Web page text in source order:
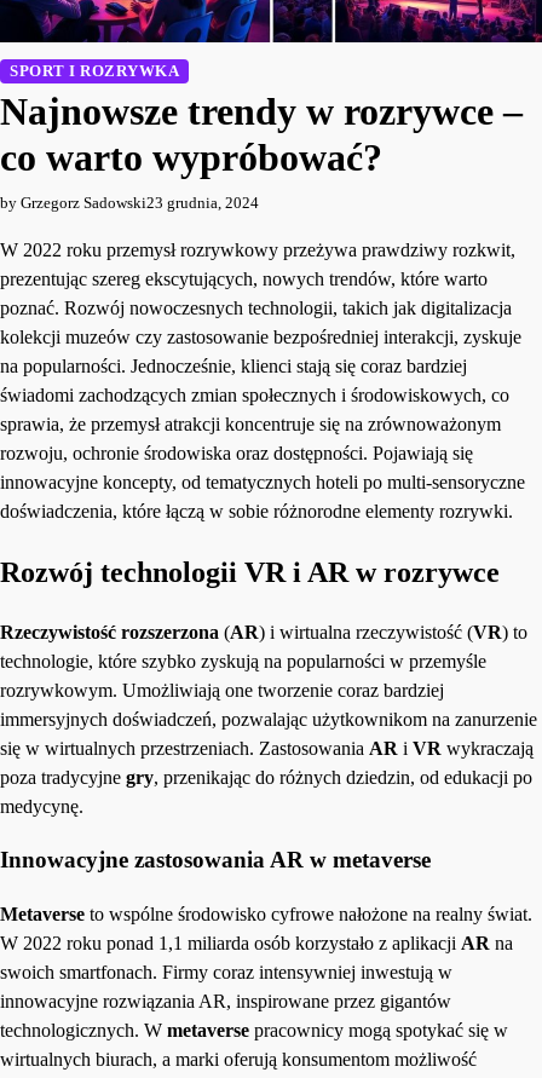
SPORT I ROZRYWKA
Najnowsze trendy w rozrywce –
co warto wypróbować?
by Grzegorz Sadowski23 grudnia, 2024
W 2022 roku przemysł rozrywkowy przeżywa prawdziwy rozkwit,
prezentując szereg ekscytujących, nowych trendów, które warto
poznać. Rozwój nowoczesnych technologii, takich jak digitalizacja
kolekcji muzeów czy zastosowanie bezpośredniej interakcji, zyskuje
na popularności. Jednocześnie, klienci stają się coraz bardziej
świadomi zachodzących zmian społecznych i środowiskowych, co
sprawia, że przemysł atrakcji koncentruje się na zrównoważonym
rozwoju, ochronie środowiska oraz dostępności. Pojawiają się
innowacyjne koncepty, od tematycznych hoteli po multi-sensoryczne
doświadczenia, które łączą w sobie różnorodne elementy rozrywki.
Rozwój technologii VR i AR w rozrywce
Rzeczywistość rozszerzona (AR) i wirtualna rzeczywistość (VR) to
technologie, które szybko zyskują na popularności w przemyśle
rozrywkowym. Umożliwiają one tworzenie coraz bardziej
immersyjnych doświadczeń, pozwalając użytkownikom na zanurzenie
się w wirtualnych przestrzeniach. Zastosowania AR i VR wykraczają
poza tradycyjne gry, przenikając do różnych dziedzin, od edukacji po
medycynę.
Innowacyjne zastosowania AR w metaverse
Metaverse to wspólne środowisko cyfrowe nałożone na realny świat.
W 2022 roku ponad 1,1 miliarda osób korzystało z aplikacji AR na
swoich smartfonach. Firmy coraz intensywniej inwestują w
innowacyjne rozwiązania AR, inspirowane przez gigantów
technologicznych. W metaverse pracownicy mogą spotykać się w
wirtualnych biurach, a marki oferują konsumentom możliwość